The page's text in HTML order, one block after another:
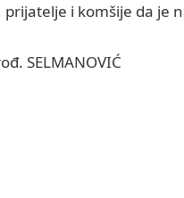
i komšije da je
SELMANOVIĆ